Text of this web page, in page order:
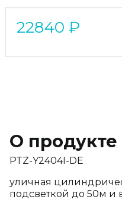
22840 ₽
О продукте
PTZ-Y2404I-DE
уличная
подсветкой до 50м